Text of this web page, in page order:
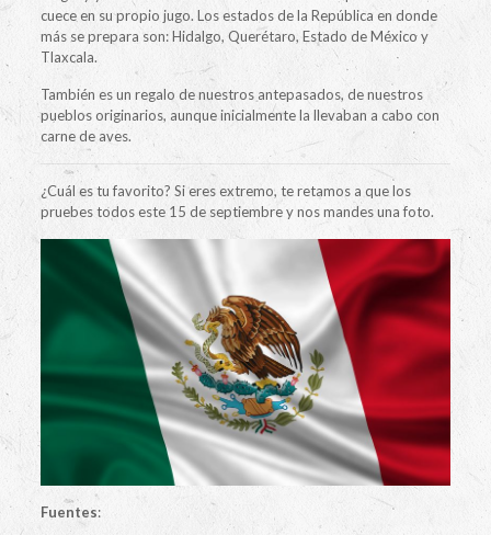
cuece en su propio jugo. Los estados de la República en donde
más se prepara son: Hidalgo, Querétaro, Estado de México y
Tlaxcala.
También es un regalo de nuestros antepasados, de nuestros
pueblos originarios, aunque inicialmente la llevaban a cabo con
carne de aves.
¿Cuál es tu favorito? Si eres extremo, te retamos a que los
pruebes todos este 15 de septiembre y nos mandes una foto.
Fuentes: